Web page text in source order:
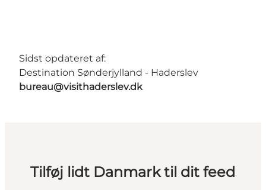
Sidst opdateret af:
Destination Sønderjylland - Haderslev
bureau@visithaderslev.dk
Tilføj lidt Danmark til dit feed